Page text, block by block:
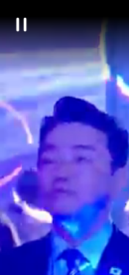
대
한
민
정
브
리
핑
일
시
정
지